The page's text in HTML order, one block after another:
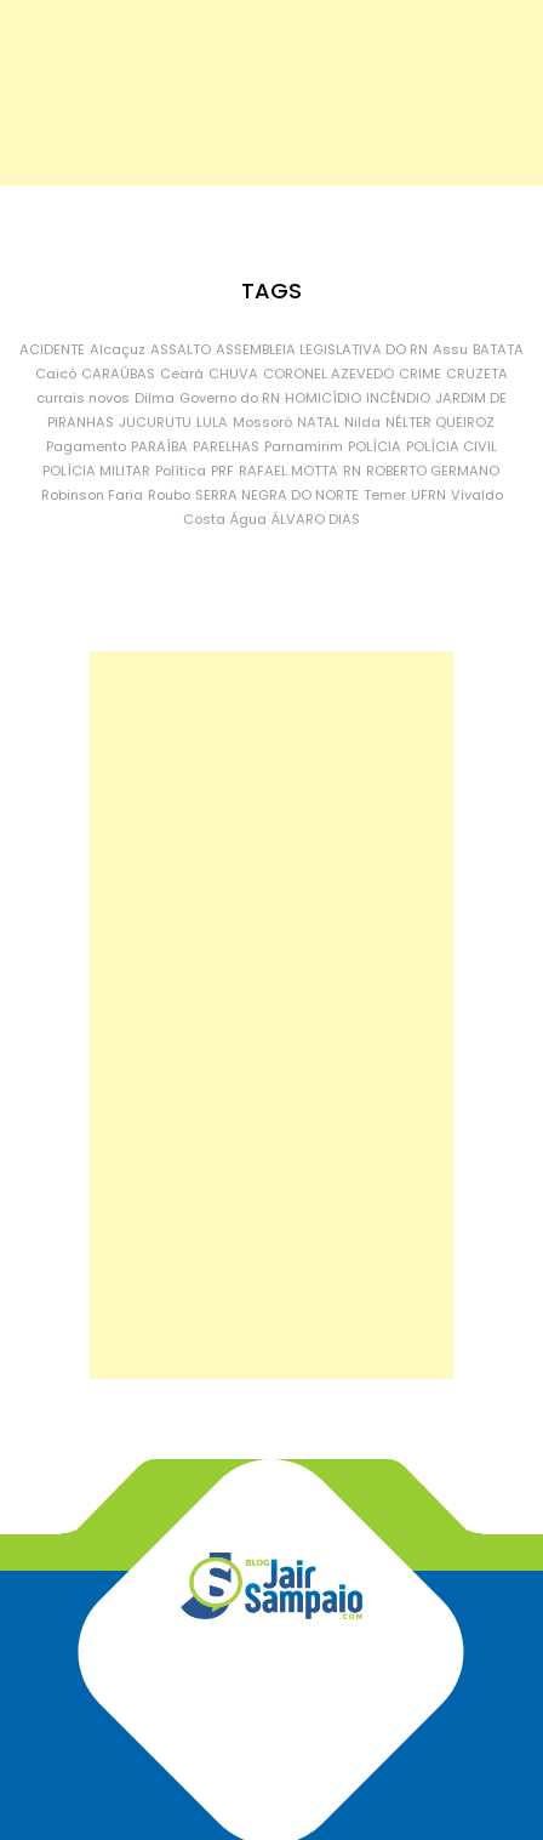
TAGS
ACIDENTE Alcaçuz ASSALTO ASSEMBLEIA LEGISLATIVA DO RN Assu BATATA
Caicó CARAÚBAS Ceará CHUVA CORONEL AZEVEDO CRIME CRUZETA
currais novos Dilma Governo do RN HOMICÍDIO INCÊNDIO JARDIM DE
PIRANHAS JUCURUTU LULA Mossoró NATAL Nilda NÉLTER QUEIROZ
Pagamento PARAÍBA PARELHAS Parnamirim POLÍCIA POLÍCIA CIVIL
POLÍCIA MILITAR Política PRF RAFAEL MOTTA RN ROBERTO GERMANO
Robinson Faria Roubo SERRA NEGRA DO NORTE Temer UFRN Vivaldo
Costa Água ÁLVARO DIAS